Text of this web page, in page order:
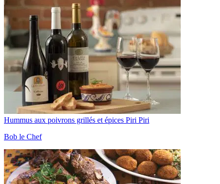
Hummus aux poivrons grillés et épices Piri Piri
Bob le Chef